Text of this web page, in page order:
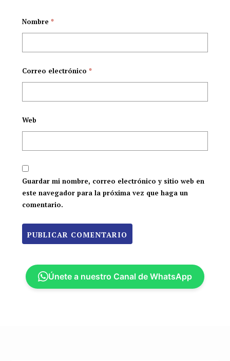
Nombre *
Correo electrónico *
Web
Guardar mi nombre, correo electrónico y sitio web en
este navegador para la próxima vez que haga un
comentario.
Únete a nuestro Canal de WhatsApp